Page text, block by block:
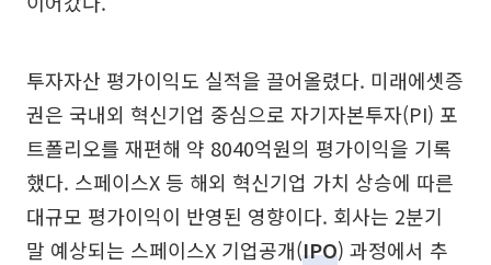
투자자산 평가이익도 실적을 끌어올렸다. 미래에셋증
권은 국내외 혁신기업 중심으로 자기자본투자(PI) 포
트폴리오를 재편해 약 8040억원의 평가이익을 기록
했다. 스페이스X 등 해외 혁신기업 가치 상승에 따른
대규모 평가이익이 반영된 영향이다. 회사는 2분기
말 예상되는 스페이스X 기업공개(IPO) 과정에서 추